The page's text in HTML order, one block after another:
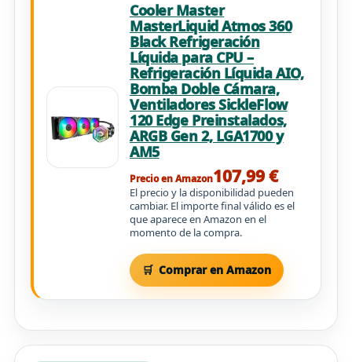
Cooler Master
MasterLiquid Atmos 360
Black Refrigeración
Líquida para CPU –
Refrigeración Líquida AIO,
Bomba Doble Cámara,
Ventiladores SickleFlow
120 Edge Preinstalados,
ARGB Gen 2, LGA1700 y
AM5
Precio en Amazon107,99 €
El precio y la disponibilidad pueden
cambiar. El importe final válido es el
que aparece en Amazon en el
momento de la compra.
Comprar en Amazon